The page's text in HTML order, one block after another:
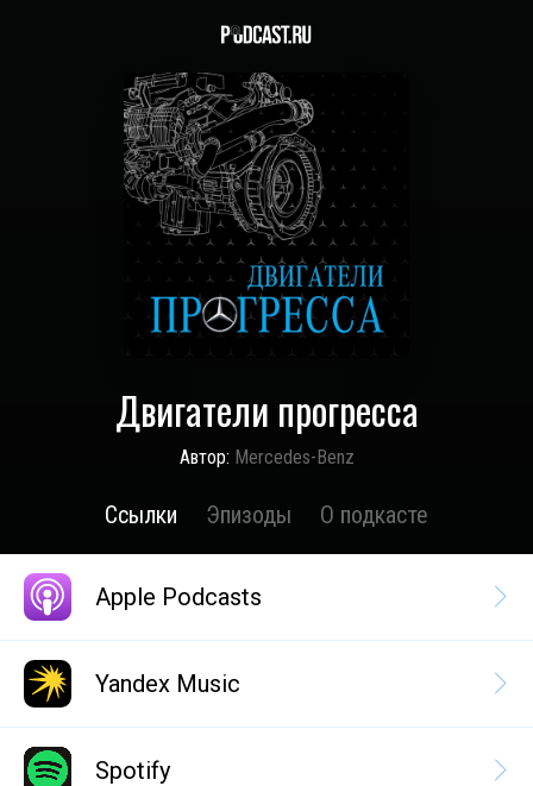
Двигатели прогресса
Автор: Mercedes-Benz
Ссылки Эпизоды О подкасте
Apple Podcasts
Yandex Music
Spotify